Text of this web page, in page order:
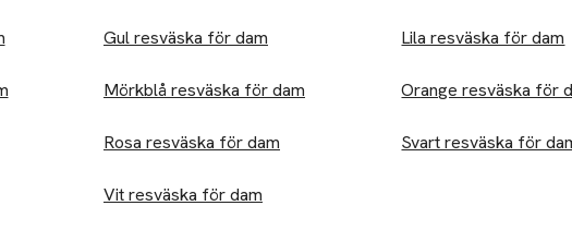
Gul resväska för dam Lila resväska för dam
Mörkblå resväska för dam Orange resväska för
Rosa resväska för dam Svart resväska för
Vit resväska för dam